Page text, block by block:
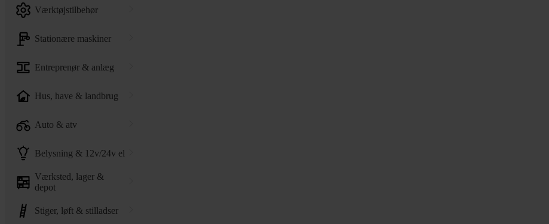
værktøjstilbehør
stationære maskiner
entreprenør & anlæg
hus, have & landbrug
auto & atv
belysning & 12v/24v el
værksted, lager &
depot
stiger, løft & stilladser